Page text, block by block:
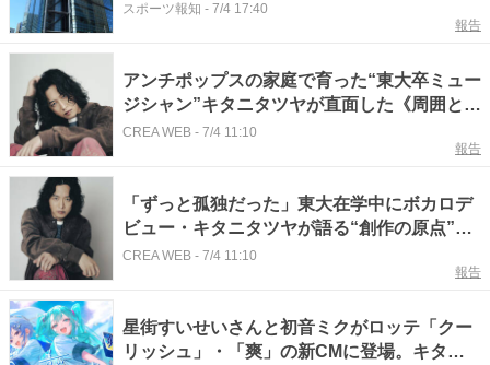
「横転した」「キタニタツヤって…」
スポーツ報知 - 7/4 17:40
報告
アンチポップスの家庭で育った“東大卒ミュー
ジシャン”キタニタツヤが直面した《周囲との
ズレ》「ラジオで学んだのは…」
CREA WEB - 7/4 11:10
報告
「ずっと孤独だった」東大在学中にボカロデ
ビュー・キタニタツヤが語る“創作の原点”と
月200冊の“圧倒的な漫画愛”
CREA WEB - 7/4 11:10
報告
星街すいせいさんと初音ミクがロッテ「クー
リッシュ」・「爽」の新CMに登場。キタニ